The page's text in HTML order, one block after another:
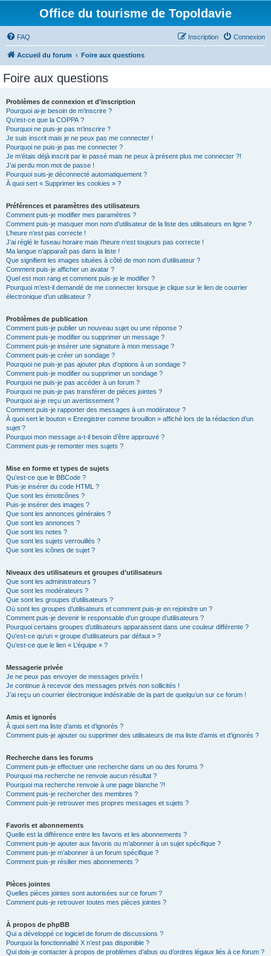
Office du tourisme de Topoldavie
FAQ Connexion
Inscription
Accueil du forum Foire aux questions
Foire aux questions
Problèmes de connexion et d’inscription
Pourquoi ai-je besoin de m’inscrire ?
Qu’est-ce que la COPPA ?
Pourquoi ne puis-je pas m’inscrire ?
Je suis inscrit mais je ne peux pas me connecter !
Pourquoi ne puis-je pas me connecter ?
Je m’étais déjà inscrit par le passé mais ne peux à présent plus me connecter ?!
J’ai perdu mon mot de passe !
Pourquoi suis-je déconnecté automatiquement ?
À quoi sert « Supprimer les cookies » ?
Préférences et paramètres des utilisateurs
Comment puis-je modifier mes paramètres ?
Comment puis-je masquer mon nom d’utilisateur de la liste des utilisateurs en ligne ?
L’heure n’est pas correcte !
J’ai réglé le fuseau horaire mais l’heure n’est toujours pas correcte !
Ma langue n’apparaît pas dans la liste !
Que signifient les images situées à côté de mon nom d’utilisateur ?
Comment puis-je afficher un avatar ?
Quel est mon rang et comment puis-je le modifier ?
Pourquoi m’est-il demandé de me connecter lorsque je clique sur le lien de courrier
électronique d’un utilisateur ?
Problèmes de publication
Comment puis-je publier un nouveau sujet ou une réponse ?
Comment puis-je modifier ou supprimer un message ?
Comment puis-je insérer une signature à mon message ?
Comment puis-je créer un sondage ?
Pourquoi ne puis-je pas ajouter plus d’options à un sondage ?
Comment puis-je modifier ou supprimer un sondage ?
Pourquoi ne puis-je pas accéder à un forum ?
Pourquoi ne puis-je pas transférer de pièces jointes ?
Pourquoi ai-je reçu un avertissement ?
Comment puis-je rapporter des messages à un modérateur ?
À quoi sert le bouton « Enregistrer comme brouillon » affiché lors de la rédaction d’un
sujet ?
Pourquoi mon message a-t-il besoin d’être approuvé ?
Comment puis-je remonter mes sujets ?
Mise en forme et types de sujets
Qu’est-ce que le BBCode ?
Puis-je insérer du code HTML ?
Que sont les émoticônes ?
Puis-je insérer des images ?
Que sont les annonces générales ?
Que sont les annonces ?
Que sont les notes ?
Que sont les sujets verrouillés ?
Que sont les icônes de sujet ?
Niveaux des utilisateurs et groupes d’utilisateurs
Que sont les administrateurs ?
Que sont les modérateurs ?
Que sont les groupes d’utilisateurs ?
Où sont les groupes d’utilisateurs et comment puis-je en rejoindre un ?
Comment puis-je devenir le responsable d’un groupe d’utilisateurs ?
Pourquoi certains groupes d’utilisateurs apparaissent dans une couleur différente ?
Qu’est-ce qu’un « groupe d’utilisateurs par défaut » ?
Qu’est-ce que le lien « L’équipe » ?
Messagerie privée
Je ne peux pas envoyer de messages privés !
Je continue à recevoir des messages privés non sollicités !
J’ai reçu un courrier électronique indésirable de la part de quelqu’un sur ce forum !
Amis et ignorés
À quoi sert ma liste d’amis et d’ignorés ?
Comment puis-je ajouter ou supprimer des utilisateurs de ma liste d’amis et d’ignorés ?
Recherche dans les forums
Comment puis-je effectuer une recherche dans un ou des forums ?
Pourquoi ma recherche ne renvoie aucun résultat ?
Pourquoi ma recherche renvoie à une page blanche ?!
Comment puis-je rechercher des membres ?
Comment puis-je retrouver mes propres messages et sujets ?
Favoris et abonnements
Quelle est la différence entre les favoris et les abonnements ?
Comment puis-je ajouter aux favoris ou m’abonner à un sujet spécifique ?
Comment puis-je m’abonner à un forum spécifique ?
Comment puis-je résilier mes abonnements ?
Pièces jointes
Quelles pièces jointes sont autorisées sur ce forum ?
Comment puis-je retrouver toutes mes pièces jointes ?
À propos de phpBB
Qui a développé ce logiciel de forum de discussions ?
Pourquoi la fonctionnalité X n’est pas disponible ?
Qui dois-je contacter à propos de problèmes d’abus ou d’ordres légaux liés à ce forum ?